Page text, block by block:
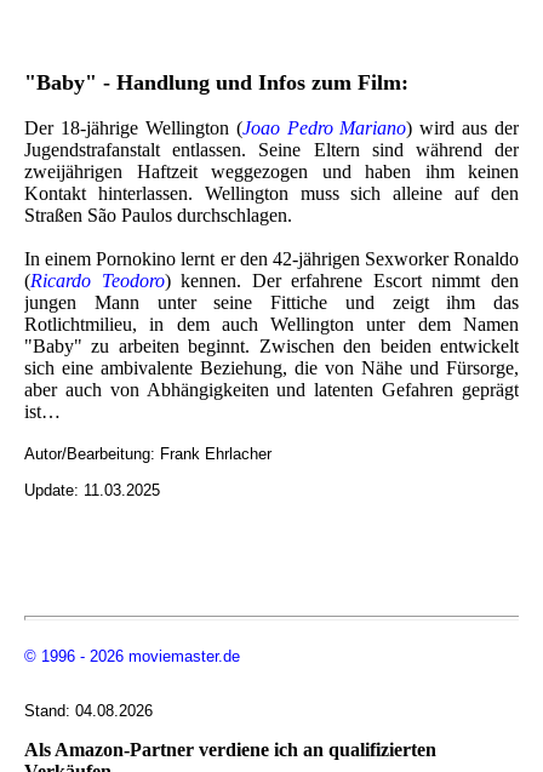
"Baby" - Handlung und Infos zum Film:
Der 18-jährige Wellington (Joao Pedro Mariano) wird aus der
Jugendstrafanstalt entlassen. Seine Eltern sind während der
zweijährigen Haftzeit weggezogen und haben ihm keinen
Kontakt hinterlassen. Wellington muss sich alleine auf den
Straßen São Paulos durchschlagen.
In einem Pornokino lernt er den 42-jährigen Sexworker Ronaldo
(Ricardo Teodoro) kennen. Der erfahrene Escort nimmt den
jungen Mann unter seine Fittiche und zeigt ihm das
Rotlichtmilieu, in dem auch Wellington unter dem Namen
"Baby" zu arbeiten beginnt. Zwischen den beiden entwickelt
sich eine ambivalente Beziehung, die von Nähe und Fürsorge,
aber auch von Abhängigkeiten und latenten Gefahren geprägt
ist…
Autor/Bearbeitung: Frank Ehrlacher
Update: 11.03.2025
© 1996 - 2026 moviemaster.de
Stand: 04.08.2026
Als Amazon-Partner verdiene ich an qualifizierten